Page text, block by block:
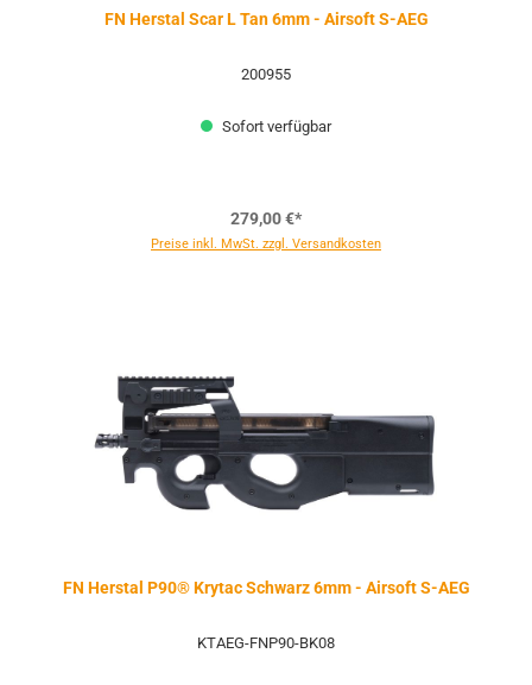
FN Herstal Scar L Tan 6mm - Airsoft S-AEG
200955
Sofort verfügbar
279,00 €*
Preise inkl. MwSt. zzgl. Versandkosten
FN Herstal P90® Krytac Schwarz 6mm - Airsoft S-AEG
KTAEG-FNP90-BK08